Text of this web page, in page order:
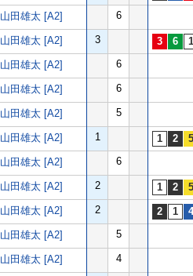
山田雄太 [A2] 6
山田雄太 [A2] 3
山田雄太 [A2] 6
山田雄太 [A2] 6
山田雄太 [A2] 5
山田雄太 [A2] 1
山田雄太 [A2] 6
山田雄太 [A2] 2
山田雄太 [A2] 2
山田雄太 [A2] 5
山田雄太 [A2] 4